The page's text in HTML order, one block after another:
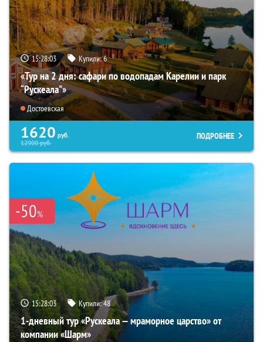
15:28:02 Купили:6
«Тур на 2 дня: сафари по водопадам Карелии и парк
“Рускеала"»
Достоевская
1620 руб.
12900руб.
ПОДРОБНЕЕ
-50%
15:28:02 Купили:48
1-дневный тур «Рускеала — мраморное царство» от
компании «Шарм»